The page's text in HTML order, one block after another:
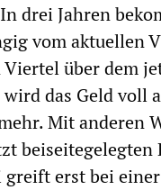
drei Jahren
vom aktuellen
über dem
das Geld voll
Mit anderen
beiseitegelegten
erst bei